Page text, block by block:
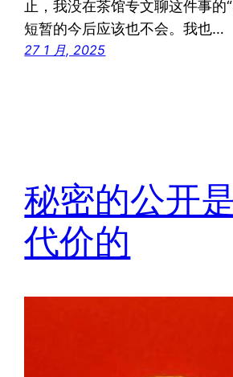
止，我没在茶馆专文聊这件事的
短暂的今后应该也不会。我也…
27 1 月, 2025
秘密的公开
代价的